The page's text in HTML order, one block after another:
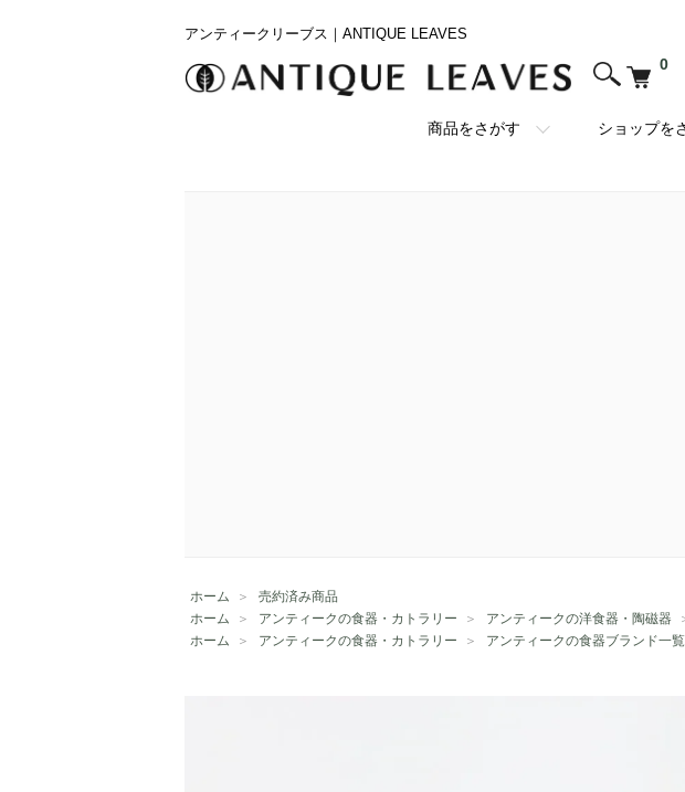
アンティークリーブス｜ANTIQUE LEAVES
0
商品をさがす ショップを
ホーム ＞
売約済み商品
ホーム
＞ アンティークの食器・カトラリー ＞ アンティークの洋食器・陶磁器
ホーム
＞ アンティークの食器・カトラリー ＞ アンティークの食器ブランド一覧